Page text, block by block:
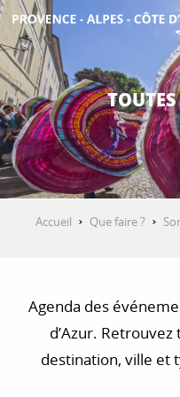
Aller
contenu
principal
DÉCOUVRIR
QUE FAIRE ?
SÉJOURNER
Accueil Que faire ?
Agenda des
d’Azur.
destination, ville et